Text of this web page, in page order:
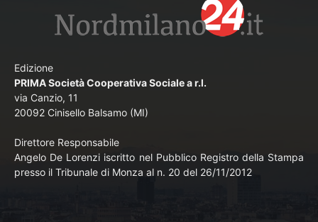
Edizione
PRIMA Società Cooperativa Sociale a r.l.
via Canzio, 11
20092 Cinisello Balsamo (MI)
Direttore Responsabile
Angelo De Lorenzi iscritto nel Pubblico Registro della Stampa
presso il Tribunale di Monza al n. 20 del 26/11/2012